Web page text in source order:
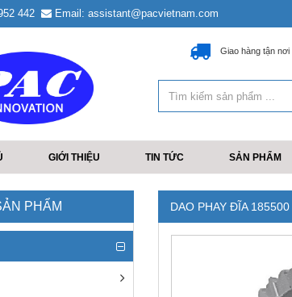
442 Email: assistant@pacvietnam.com
Giao hàng tận nơi
GIỚI THIỆU TIN TỨC SẢN PHẨM
DAO PHAY ĐĨA 185500
PHẨM